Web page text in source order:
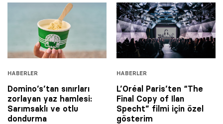
HABERLER
Domino’s’tan sınırları
zorlayan yaz hamlesi:
Sarımsaklı ve otlu
dondurma
HABERLER
L’Oréal Paris’ten “The
Final Copy of Ilan
Specht” filmi için özel
gösterim